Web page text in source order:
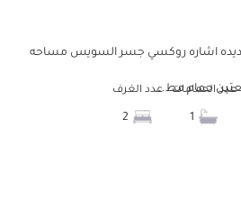
الجديده اشاره روكسي جسر السويس مساحه
عدد الحمامات عدد الغرف